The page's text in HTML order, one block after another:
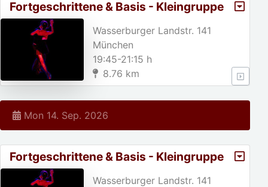
Fortgeschrittene & Basis - Kleingruppe
Wasserburger Landstr. 141
München
19:45-21:15 h
8.76 km
Mon 14. Sep. 2026
Fortgeschrittene & Basis - Kleingruppe
Wasserburger Landstr. 141